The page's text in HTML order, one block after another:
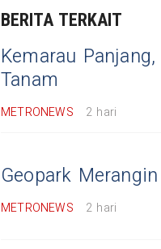
BERITA TERKAIT
Kemarau
Tanam
METRONEWS 2 hari
Geopark
METRONEWS 2 hari